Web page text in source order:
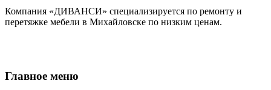
Компания «ДИВАНСИ» специализируется по ремонту и
перетяжке мебели в Михайловске по низким ценам.
Главное меню